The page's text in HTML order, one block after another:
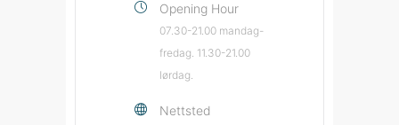
Opening Hour
07.30-21.00 mandag-
fredag. 11.30-21.00
lørdag.
Nettsted